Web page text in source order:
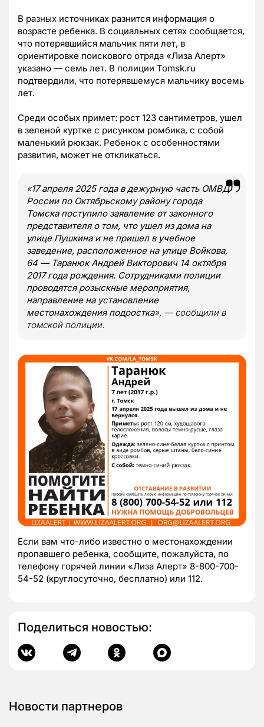
В разных источниках разнится информация о
возрасте ребенка. В социальных сетях сообщается,
что потерявшийся мальчик пяти лет, в
ориентировке поискового отряда «Лиза Алерт»
указано — семь лет. В полиции Tomsk.ru
подтвердили, что потерявшемуся мальчику восемь
лет.
Среди особых примет: рост 123 сантиметров, ушел
в зеленой куртке с рисунком ромбика, с собой
маленький рюкзак. Ребенок с особенностями
развития, может не откликаться.
«17 апреля 2025 года в дежурную часть ОМВД
России по Октябрьскому району города
Томска поступило заявление от законного
представителя о том, что ушел из дома на
улице Пушкина и не пришел в учебное
заведение, расположенное на улице Войкова,
64 — Таранюк Андрей Викторович 14 октября
2017 года рождения. Сотрудниками полиции
проводятся розыскные мероприятия,
направление на установление
местонахождения подростка», — сообщили в
томской полиции.
Если вам что-либо известно о местонахождении
пропавшего ребенка, сообщите, пожалуйста, по
телефону горячей линии «Лиза Алерт» 8-800-700-
54-52 (круглосуточно, бесплатно) или 112.
Поделиться новостью:
Новости партнеров